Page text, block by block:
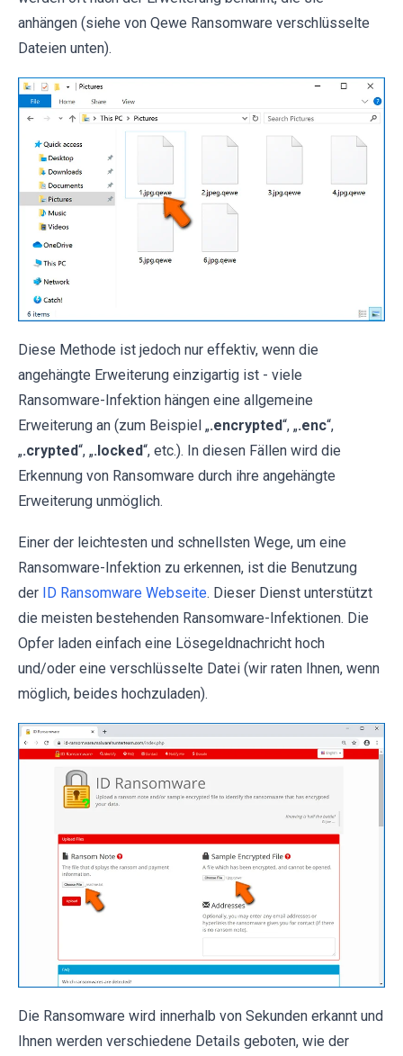
anhängen (siehe von Qewe Ransomware verschlüsselte
Dateien unten).
Diese Methode ist jedoch nur effektiv, wenn die
angehängte Erweiterung einzigartig ist - viele
Ransomware-Infektion hängen eine allgemeine
Erweiterung an (zum Beispiel „.encrypted“, „.enc“,
„.crypted“, „.locked“, etc.). In diesen Fällen wird die
Erkennung von Ransomware durch ihre angehängte
Erweiterung unmöglich.
Einer der leichtesten und schnellsten Wege, um eine
Ransomware-Infektion zu erkennen, ist die Benutzung
der
ID Ransomware Webseite. Dieser Dienst unterstützt
die meisten bestehenden Ransomware-Infektionen. Die
Opfer laden einfach eine Lösegeldnachricht hoch
und/oder eine verschlüsselte Datei (wir raten Ihnen, wenn
möglich, beides hochzuladen).
Die Ransomware wird innerhalb von Sekunden erkannt und
Ihnen werden verschiedene Details geboten, wie der